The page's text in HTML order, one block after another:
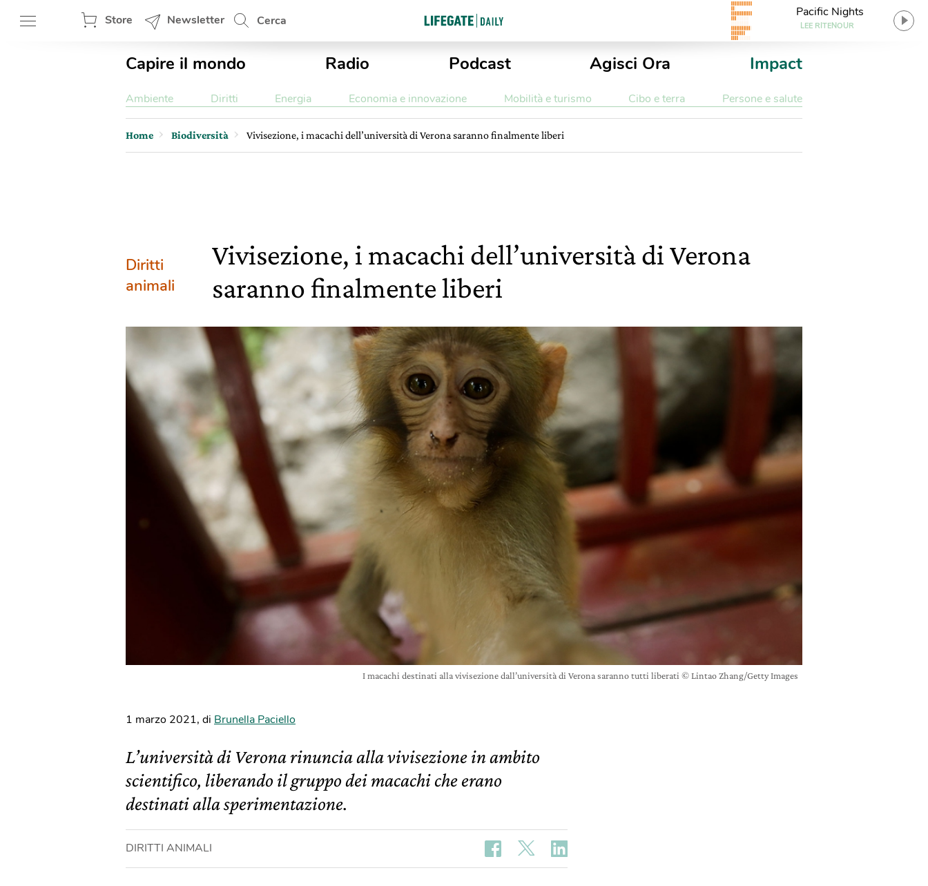
Store Newsletter Cerca
Pacific Nights
LEE RITENOUR
Capire il mondo Radio Podcast Agisci Ora Impact
Ambiente Diritti Energia Economia e innovazione Mobilità e turismo Cibo e terra Persone e salute
Home Biodiversità Vivisezione, i macachi dell’università di Verona saranno finalmente liberi
Diritti
animali
Vivisezione, i macachi dell’università di Verona
saranno finalmente liberi
I macachi destinati alla vivisezione dall’università di Verona saranno tutti liberati © Lintao Zhang/Getty Images
1 marzo 2021, di Brunella Paciello
L’università di Verona rinuncia alla vivisezione in ambito
scientifico, liberando il gruppo dei macachi che erano
destinati alla sperimentazione.
DIRITTI ANIMALI